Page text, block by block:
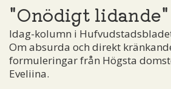
"Onödigt lidande"
Idag-kolumn i
Om absurda och direkt
formuleringar från Högsta
Eveliina.